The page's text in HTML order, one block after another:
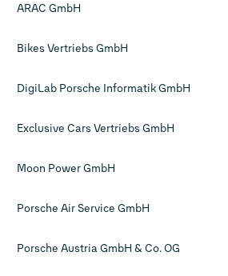
ARAC GmbH
Bikes Vertriebs GmbH
DigiLab Porsche Informatik GmbH
Exclusive Cars Vertriebs GmbH
Moon Power GmbH
Porsche Air Service GmbH
Porsche Austria GmbH & Co. OG